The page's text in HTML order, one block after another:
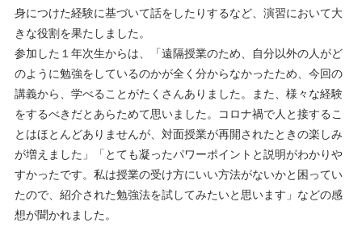
身につけた経験に基づいて話をしたりするなど、演習において大
きな役割を果たしました。
参加した１年次生からは、「遠隔授業のため、自分以外の人がど
のように勉強をしているのかが全く分からなかったため、今回の
講義から、学べることがたくさんありました。また、様々な経験
をするべきだとあらためて思いました。コロナ禍で人と接するこ
とはほとんどありませんが、対面授業が再開されたときの楽しみ
が増えました」「とても凝ったパワーポイントと説明がわかりや
すかったです。私は授業の受け方にいい方法がないかと困ってい
たので、紹介された勉強法を試してみたいと思います」などの感
想が聞かれました。